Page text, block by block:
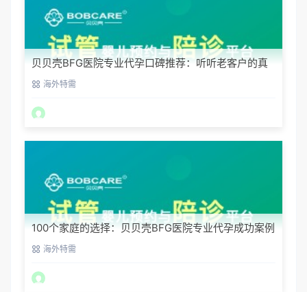
贝贝壳BFG医院专业代孕口碑推荐：听听老客户的真
实评价
海外特需
100个家庭的选择：贝贝壳BFG医院专业代孕成功案例
分享海外特需